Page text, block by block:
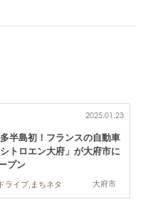
大府市
2025.01.23
多半島初！フランスの自動車
トロエン大府」が大府市に
プン
ライブ,まちネタ